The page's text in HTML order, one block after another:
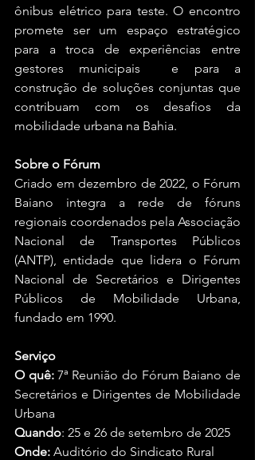
ônibus elétrico para teste. O encontro
promete ser um espaço estratégico
para a troca de experiências entre
gestores municipais  e para a
construção de soluções conjuntas que
contribuam com os desafios da
mobilidade urbana na Bahia.
Sobre o Fórum
Criado em dezembro de 2022, o Fórum
Baiano integra a rede de fóruns
regionais coordenados pela Associação
Nacional de Transportes Públicos
(ANTP), entidade que lidera o Fórum
Nacional de Secretários e Dirigentes
Públicos de Mobilidade Urbana,
fundado em 1990.
Serviço
O quê: 7ª Reunião do Fórum Baiano de
Secretários e Dirigentes de Mobilidade
Urbana
Quando: 25 e 26 de setembro de 2025
Onde: Auditório do Sindicato Rural